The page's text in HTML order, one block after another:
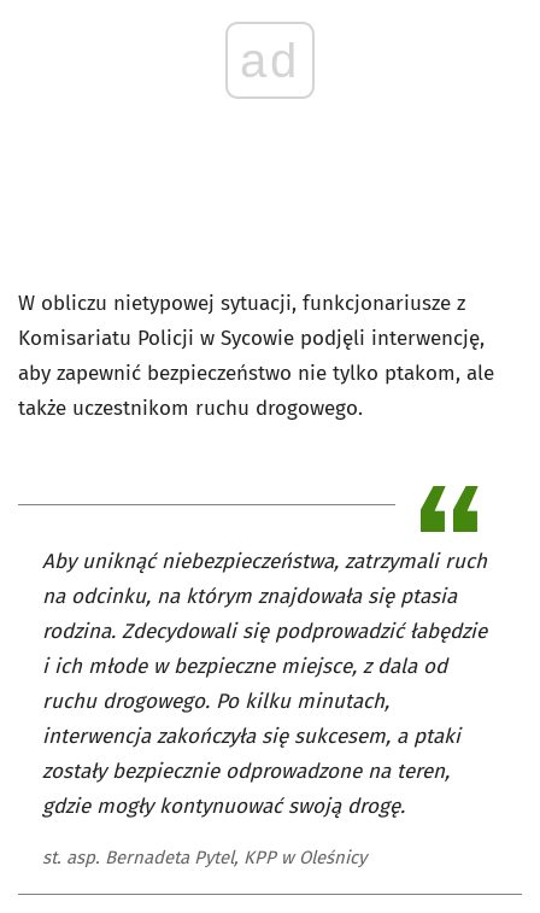
ad
W obliczu nietypowej sytuacji, funkcjonariusze z
Komisariatu Policji w Sycowie podjęli interwencję,
aby zapewnić bezpieczeństwo nie tylko ptakom, ale
także uczestnikom ruchu drogowego.
Aby uniknąć niebezpieczeństwa, zatrzymali ruch
na odcinku, na którym znajdowała się ptasia
rodzina. Zdecydowali się podprowadzić łabędzie
i ich młode w bezpieczne miejsce, z dala od
ruchu drogowego. Po kilku minutach,
interwencja zakończyła się sukcesem, a ptaki
zostały bezpiecznie odprowadzone na teren,
gdzie mogły kontynuować swoją drogę.
st. asp. Bernadeta Pytel, KPP w Oleśnicy